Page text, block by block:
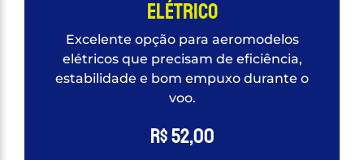
Elétrico
Excelente opção para aeromodelos
elétricos que precisam de eficiência,
estabilidade e bom empuxo durante o
voo.
R$52,00